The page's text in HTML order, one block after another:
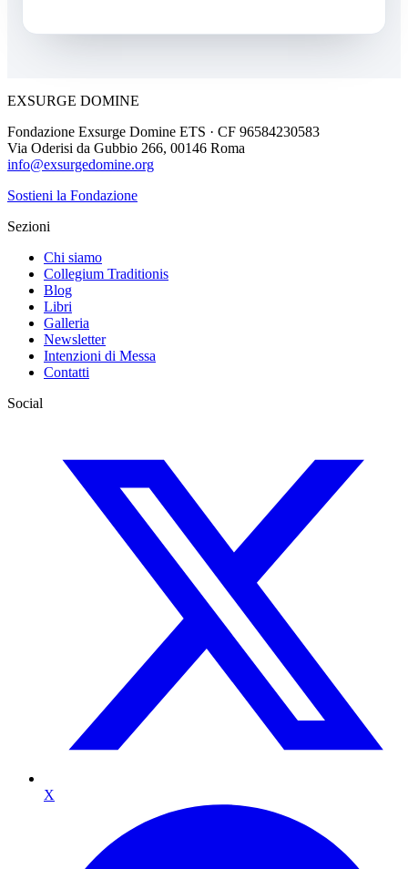
EXSURGE DOMINE
Fondazione Exsurge Domine ETS · CF 96584230583
Via Oderisi da Gubbio 266, 00146 Roma
info@exsurgedomine.org
Sostieni la Fondazione
Sezioni
Chi siamo
Collegium Traditionis
Blog
Libri
Galleria
Newsletter
Intenzioni di Messa
Contatti
Social
X